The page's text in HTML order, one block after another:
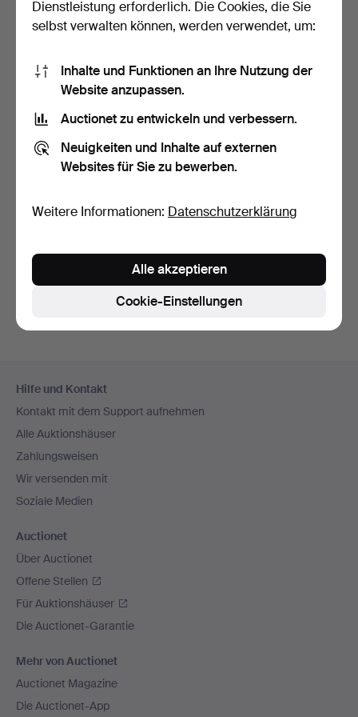
SALUTKANONE/TISCHKA
NONE, Gusseisen, nach e…
9 Tage
Schätzwert
SALUTKANONE /
TISCHKANONE Messing
nach Vor…
10 Tage
Schätzwert
Beendete Auktionen aus unserem
Archivsuchen.
Navigation
Hilfe und Kontakt
Kontakt mit dem Support aufnehmen
Alle Auktionshäuser
Zahlungsweisen
Wir versenden mit
Soziale Medien
Auctionet
Über Auctionet
Offene Stellen
Für Auktionshäuser
Die Auctionet-Garantie
Mehr von Auctionet
Auctionet Magazine
Die Auctionet-App
Dienstleistung erforderlich. Die Cookies, die Sie
selbst verwalten können, werden verwendet, um:
Inhalte und Funktionen an Ihre Nutzung der
Website anzupassen.
Auctionet zu entwickeln und verbessern.
Neuigkeiten und Inhalte auf externen
Websites für Sie zu bewerben.
Weitere Informationen: Datenschutzerklärung
Cookie-Einstellungen
Alle akzeptieren